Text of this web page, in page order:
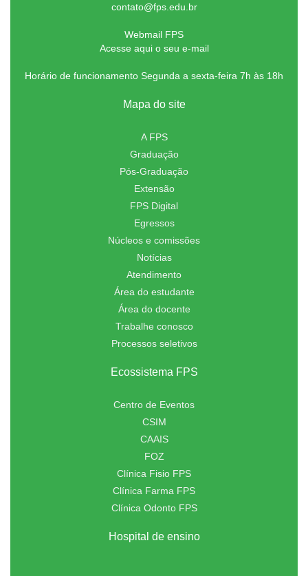
contato@fps.edu.br
Webmail FPS
Acesse aqui o seu e-mail
Horário de funcionamento Segunda a sexta-feira 7h às 18h
Mapa do site
A FPS
Graduação
Pós-Graduação
Extensão
FPS Digital
Egressos
Núcleos e comissões
Notícias
Atendimento
Área do estudante
Área do docente
Trabalhe conosco
Processos seletivos
Ecossistema FPS
Centro de Eventos
CSIM
CAAIS
FOZ
Clínica Fisio FPS
Clínica Farma FPS
Clínica Odonto FPS
Hospital de ensino